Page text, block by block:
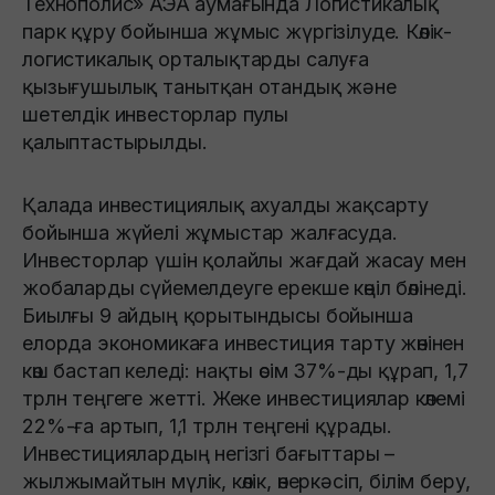
парк құру бойынша жұмыс жүргізілуде. Көлік-
логистикалық орталықтарды салуға
қызығушылық танытқан отандық және
шетелдік инвесторлар пулы
қалыптастырылды.
Қалада инвестициялық ахуалды жақсарту
бойынша жүйелі жұмыстар жалғасуда.
Инвесторлар үшін қолайлы жағдай жасау мен
жобаларды сүйемелдеуге ерекше көңіл бөлінеді.
Биылғы 9 айдың қорытындысы бойынша
елорда экономикаға инвестиция тарту жөнінен
көш бастап келеді: нақты өсім 37%-ды құрап, 1,7
трлн теңгеге жетті. Жеке инвестициялар көлемі
22%-ға артып, 1,1 трлн теңгені құрады.
Инвестициялардың негізгі бағыттары –
жылжымайтын мүлік, көлік, өнеркәсіп, білім беру,